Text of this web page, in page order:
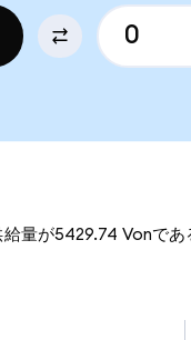
量が5429.74 Vonで